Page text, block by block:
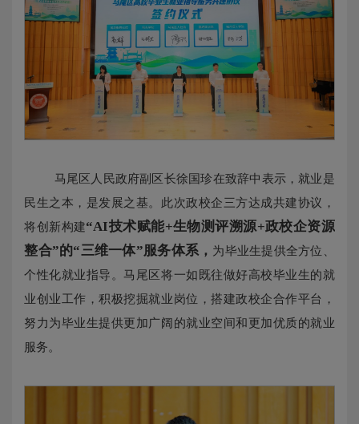
马尾区人民政府副区长徐国珍在致辞中表示，就业是
民生之本，是发展之基。此次政校企三方达成共建协议，
将创新构建“AI技术赋能+生物测评溯源+政校企资源
整合”的“三维一体”服务体系， 为毕业生提供全方位、
个性化就业指导。马尾区将一如既往做好高校毕业生的就
业创业工作，积极挖掘就业岗位，搭建政校企合作平台，
努力为毕业生提供更加广阔的就业空间和更加优质的就业
服务。